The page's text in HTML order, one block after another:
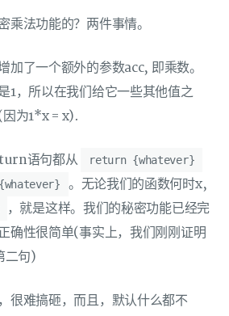
乘法功能的？两件事情。
加了一个额外的参数acc, 即乘数。
1，所以在我们给它一些其他值之
为1*x = x).
语句都从 return {whatever}
。无论我们的函数何时x,
，就是这样。我们的秘密功能已经完
确性很简单(事实上，我们刚刚证明
二句)
很难搞砸，而且，默认什么都不